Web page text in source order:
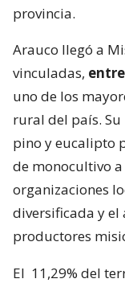
provincia.
Arauco llegó a
vinculadas,
uno de los
rural del país.
pino y eucalipto
de monocultivo
organizaciones
diversificada y el
productores
El 11,29% del